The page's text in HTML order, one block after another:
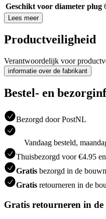
Geschikt voor diameter plug
Lees meer
Productveiligheid
Verantwoordelijk voor
informatie over de fabrikant
Bestel- en
Bezorgd door PostNL
Vandaag besteld,
Thuisbezorgd voor €4.95
Gratis bezorgd in de
Gratis retourneren in de
Gratis retourneren in